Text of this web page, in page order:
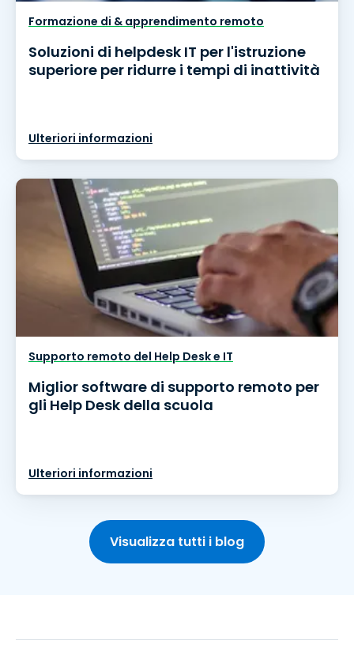
Formazione di & apprendimento remoto
Soluzioni di helpdesk IT per l'istruzione
superiore per ridurre i tempi di inattività
Ulteriori informazioni
Supporto remoto del Help Desk e IT
Miglior software di supporto remoto per
gli Help Desk della scuola
Ulteriori informazioni
Visualizza tutti i blog